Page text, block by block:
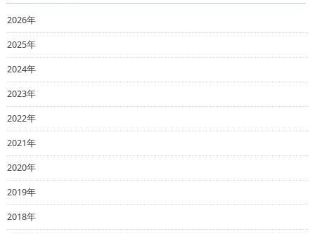
2026年
2025年
2024年
2023年
2022年
2021年
2020年
2019年
2018年